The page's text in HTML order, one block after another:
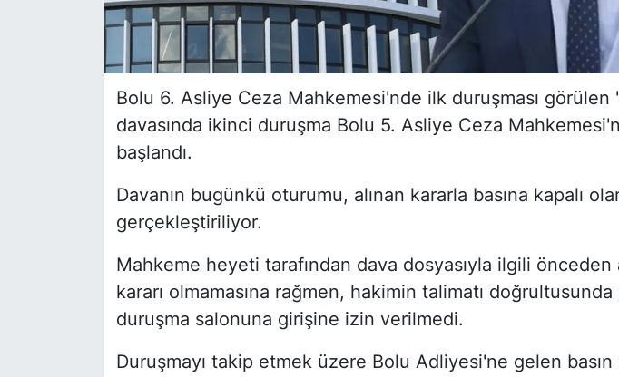
Bolu 6. Asliye Ceza Mahkemesi'nde ilk duruşması görülen
davasında ikinci duruşma Bolu 5. Asliye Ceza
başlandı.
Davanın bugünkü oturumu, alınan kararla basına kapalı
gerçekleştiriliyor.
Mahkeme heyeti tarafından dava dosyasıyla ilgili önceden
kararı olmamasına rağmen, hakimin talimatı
duruşma salonuna girişine izin verilmedi.
Duruşmayı takip etmek üzere Bolu Adliyesi'ne gelen basın